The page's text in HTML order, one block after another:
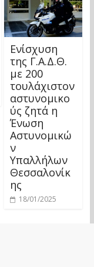
Ενίσχυση
της Γ.Α.Δ.Θ.
με 200
τουλάχιστον
αστυνομικο
ύς ζητά η
Ένωση
Αστυνομικώ
ν
Υπαλλήλων
Θεσσαλονίκ
ης
18/01/2025